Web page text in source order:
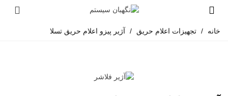
خانه / تجهیزات اعلام حریق / آژیر پیزو اعلام حریق تسلا